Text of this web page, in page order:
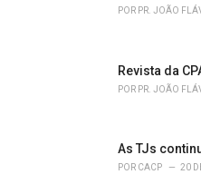
POR PR. JOÃO
Revista da
POR PR. JOÃO
As TJs
POR CACP 20